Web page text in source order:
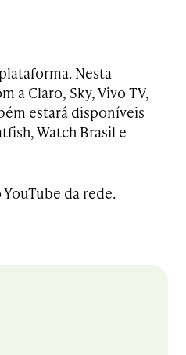
Nesta
a Claro, Sky, Vivo TV,
estará disponíveis
Watch Brasil e
da rede.